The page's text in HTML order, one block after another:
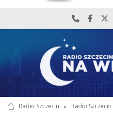
Najlepiej
Radio Szczecin » Radio